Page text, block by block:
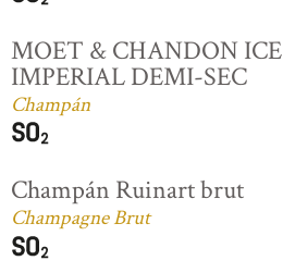
MOET & CHANDON ICE
IMPERIAL DEMI-SEC
Champán
Champán Ruinart brut
Champagne Brut